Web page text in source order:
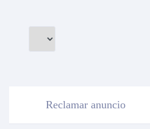
Reclamar anuncio